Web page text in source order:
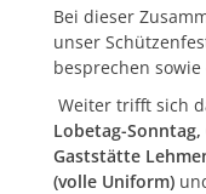
Bei dieser
unser
besprechen
Weiter trifft sich
Lobetag-
Gaststätte
(volle Uniform)